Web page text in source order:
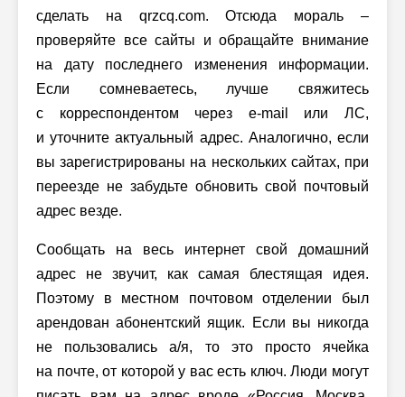
сделать на qrzcq.com. Отсюда мораль –
проверяйте все сайты и обращайте внимание
на дату последнего изменения информации.
Если сомневаетесь, лучше свяжитесь
с корреспондентом через e-mail или ЛС,
и уточните актуальный адрес. Аналогично, если
вы зарегистрированы на нескольких сайтах, при
переезде не забудьте обновить свой почтовый
адрес везде.
Сообщать на весь интернет свой домашний
адрес не звучит, как самая блестящая идея.
Поэтому в местном почтовом отделении был
арендован абонентский ящик. Если вы никогда
не пользовались а/я, то это просто ячейка
на почте, от которой у вас есть ключ. Люди могут